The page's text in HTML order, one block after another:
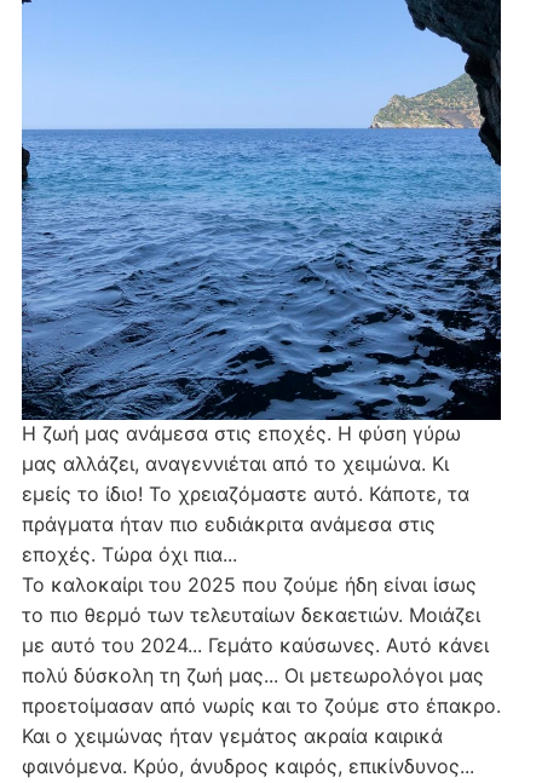
Η ζωή μας ανάμεσα στις εποχές. Η φύση γύρω
μας αλλάζει, αναγεννιέται από το χειμώνα. Κι
εμείς το ίδιο! Το χρειαζόμαστε αυτό. Κάποτε, τα
πράγματα ήταν πιο ευδιάκριτα ανάμεσα στις
εποχές. Τώρα όχι πια...
Το καλοκαίρι του 2025 που ζούμε ήδη είναι ίσως
το πιο θερμό των τελευταίων δεκαετιών. Μοιάζει
με αυτό του 2024... Γεμάτο καύσωνες. Αυτό κάνει
πολύ δύσκολη τη ζωή μας... Οι μετεωρολόγοι μας
προετοίμασαν από νωρίς και το ζούμε στο έπακρο.
Και ο χειμώνας ήταν γεμάτος ακραία καιρικά
φαινόμενα. Κρύο, άνυδρος καιρός, επικίνδυνος...